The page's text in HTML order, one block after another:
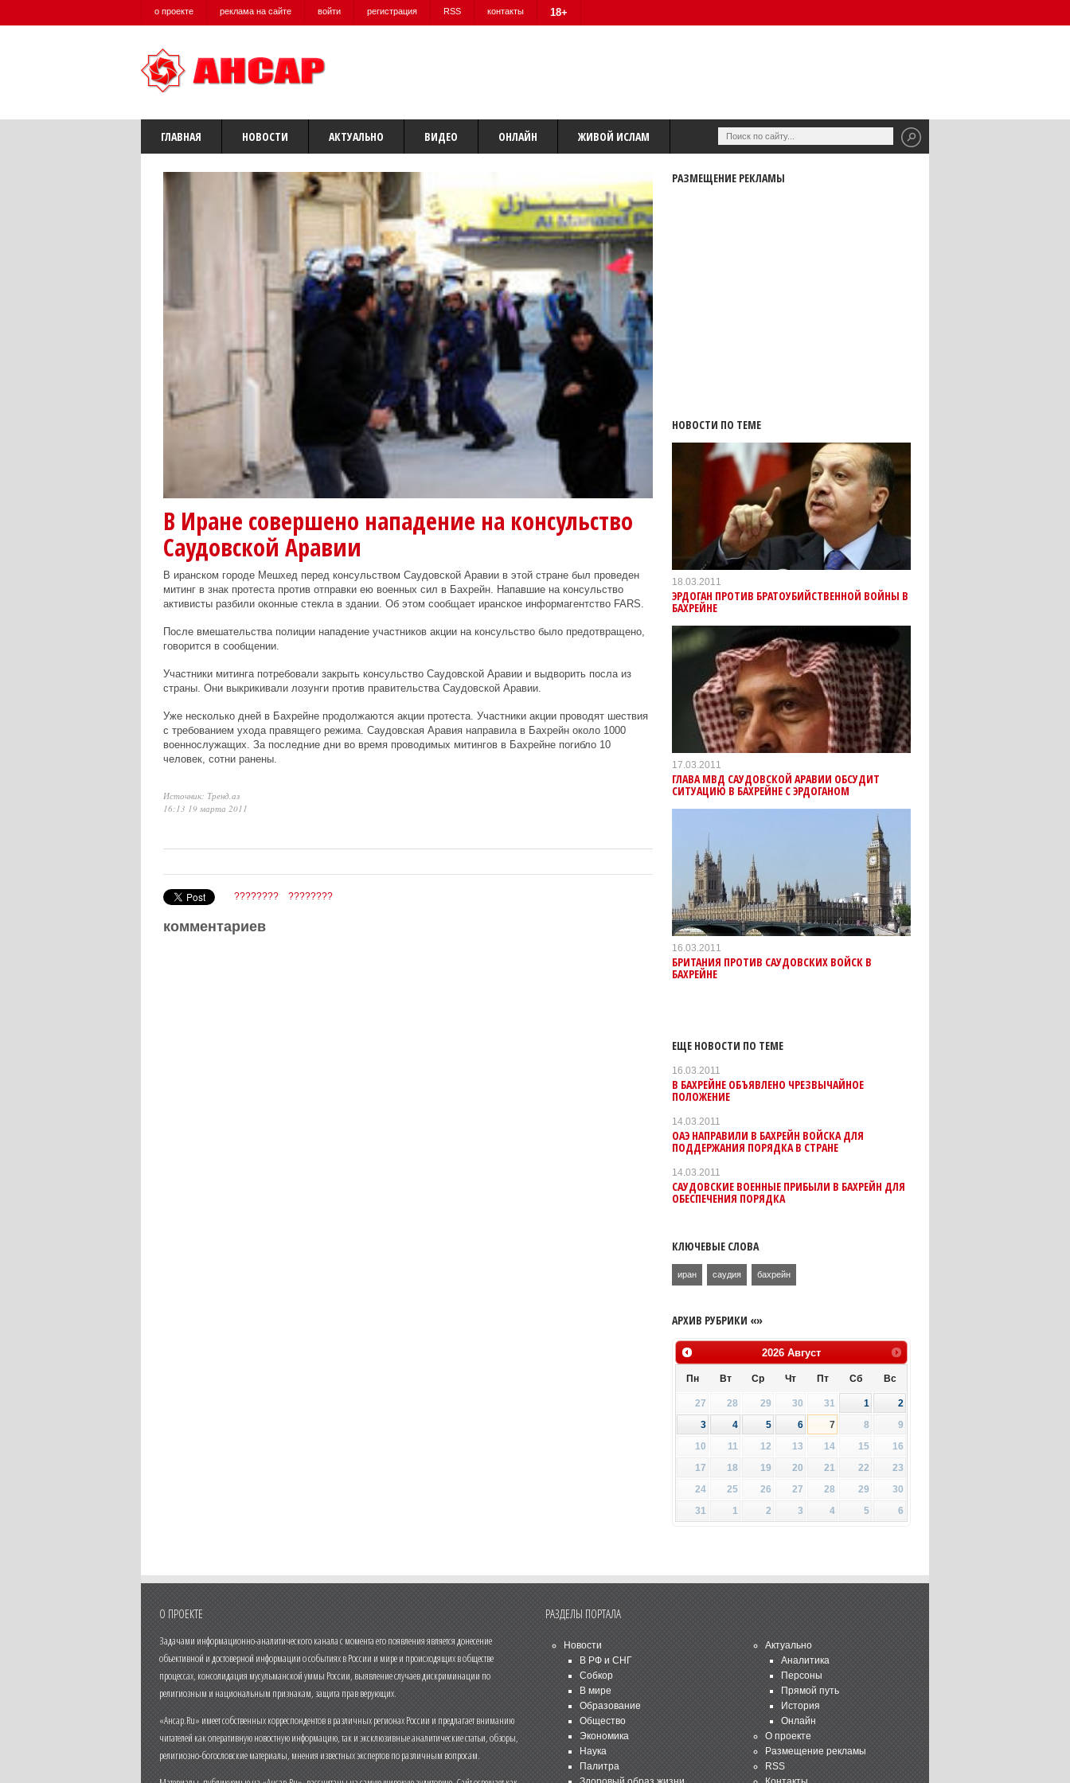
о проекте реклама на сайте войти регистрация RSS контакты 18+
ГЛАВНАЯ НОВОСТИ АКТУАЛЬНО ВИДЕО ОНЛАЙН ЖИВОЙ ИСЛАМ
В Иране совершено нападение на консульство
Саудовской Аравии
В иранском городе Мешхед перед консульством Саудовской Аравии в этой стране был проведен
митинг в знак протеста против отправки ею военных сил в Бахрейн. Напавшие на консульство
активисты разбили оконные стекла в здании. Об этом сообщает иранское информагентство FARS.
После вмешательства полиции нападение участников акции на консульство было предотвращено,
говорится в сообщении.
Участники митинга потребовали закрыть консульство Саудовской Аравии и выдворить посла из
страны. Они выкрикивали лозунги против правительства Саудовской Аравии.
Уже несколько дней в Бахрейне продолжаются акции протеста. Участники акции проводят шествия
с требованием ухода правящего режима. Саудовская Аравия направила в Бахрейн около 1000
военнослужащих. За последние дни во время проводимых митингов в Бахрейне погибло 10
человек, сотни ранены.
Источник: Тренд.аз
16:13 19 марта 2011
???????? ????????
комментариев
РАЗМЕЩЕНИЕ РЕКЛАМЫ
НОВОСТИ ПО ТЕМЕ
18.03.2011
ЭРДОГАН ПРОТИВ БРАТОУБИЙСТВЕННОЙ ВОЙНЫ В
БАХРЕЙНЕ
17.03.2011
ГЛАВА МВД САУДОВСКОЙ АРАВИИ ОБСУДИТ
СИТУАЦИЮ В БАХРЕЙНЕ С ЭРДОГАНОМ
16.03.2011
БРИТАНИЯ ПРОТИВ САУДОВСКИХ ВОЙСК В
БАХРЕЙНЕ
ЕЩЕ НОВОСТИ ПО ТЕМЕ
16.03.2011
В БАХРЕЙНЕ ОБЪЯВЛЕНО ЧРЕЗВЫЧАЙНОЕ
ПОЛОЖЕНИЕ
14.03.2011
ОАЭ НАПРАВИЛИ В БАХРЕЙН ВОЙСКА ДЛЯ
ПОДДЕРЖАНИЯ ПОРЯДКА В СТРАНЕ
14.03.2011
САУДОВСКИЕ ВОЕННЫЕ ПРИБЫЛИ В БАХРЕЙН ДЛЯ
ОБЕСПЕЧЕНИЯ ПОРЯДКА
КЛЮЧЕВЫЕ СЛОВА
иран саудия бахрейн
АРХИВ РУБРИКИ «»
2026 Август
Пн Вт Ср Чт Пт Сб Вс
27 28 29 30 31 1
2
3
4 5 6 7 8
9
10
11 12 13 14 15
16
17
18 19 20 21 22
23
24
25 26 27 28 29
30
31
1 2 3 4 5 6
О ПРОЕКТЕ
Задачами информационно-аналитического канала с момента его появления является донесение
объективной и достоверной информации о событиях в России и мире и происходящих в обществе
процессах, консолидация мусульманской уммы России, выявление случаев дискриминации по
религиозным и национальным признакам, защита прав верующих.
«Ансар.Ru» имеет собственных корреспондентов в различных регионах России и предлагает вниманию
читателей как оперативную новостную информацию, так и эксклюзивные аналитические статьи, обзоры,
религиозно-богословские материалы, мнения известных экспертов по различным вопросам.
РАЗДЕЛЫ ПОРТАЛА
Новости
В РФ и СНГ
Собкор
В мире
Образование
Общество
Экономика
Наука
Палитра
Актуально
Аналитика
Персоны
Прямой путь
История
Онлайн
О проекте
Размещение рекламы
RSS